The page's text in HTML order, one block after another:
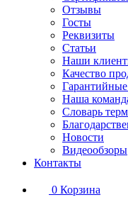
Отзывы
Госты
Реквизиты
Статьи
Наши
Качество
Гарантийные
Наша
Словарь
Новости
Видеообзоры
Контакты
0 Корзина